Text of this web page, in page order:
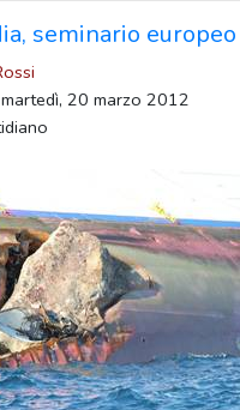
seminario
20 marzo 2012